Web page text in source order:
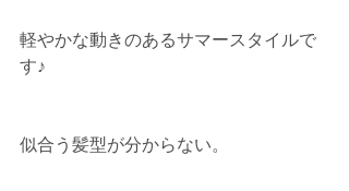
軽やかな動きのあるサマースタイルで
す♪
似合う髪型が分からない。